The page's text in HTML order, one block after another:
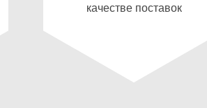
качестве поставок